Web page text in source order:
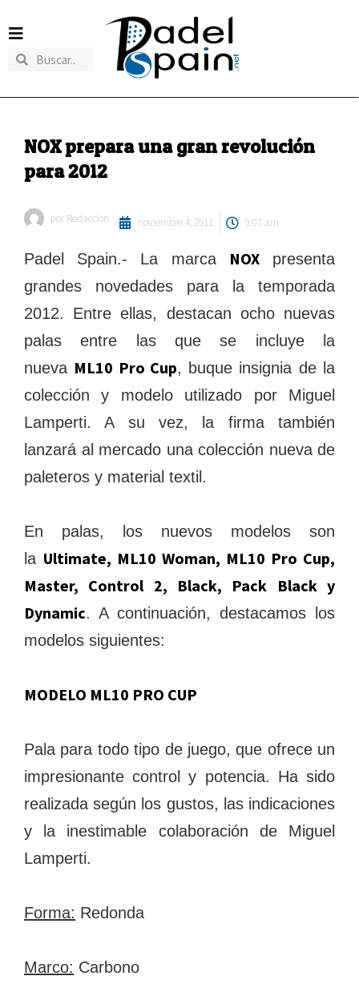
NOX prepara una gran revolución
para 2012
por Redaccion noviembre 4, 2011 9:07 am
Padel Spain.- La marca NOXpresenta
grandes novedades para la temporada
2012. Entre ellas, destacan ocho nuevas
palas entre las que se incluye la
nueva ML10 Pro Cup, buque insignia de la
colección y modelo utilizado por Miguel
Lamperti. A su vez, la firma también
lanzará al mercado una colección nueva de
paleteros y material textil.
En palas, los nuevos modelos son
la Ultimate, ML10 Woman, ML10 Pro Cup,
Master, Control 2, Black, Pack Black y
Dynamic. A continuación, destacamos los
modelos siguientes:
MODELO ML10 PRO CUP
Pala para todo tipo de juego, que ofrece un
impresionante control y potencia. Ha sido
realizada según los gustos, las indicaciones
y la inestimable colaboración de Miguel
Lamperti.
Forma: Redonda
Marco: Carbono